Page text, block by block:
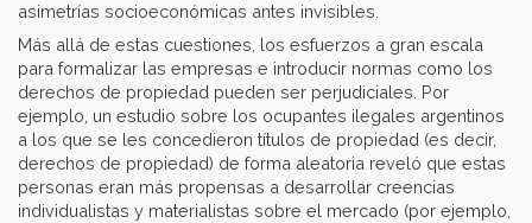
asimetrías socioeconómicas antes invisibles.
Más allá de estas cuestiones, los esfuerzos a gran escala
para formalizar las empresas e introducir normas como los
derechos de propiedad pueden ser perjudiciales. Por
ejemplo, un estudio sobre los ocupantes ilegales argentinos
a los que se les concedieron títulos de propiedad (es decir,
derechos de propiedad) de forma aleatoria reveló que estas
personas eran más propensas a desarrollar creencias
individualistas y materialistas sobre el mercado (por ejemplo,